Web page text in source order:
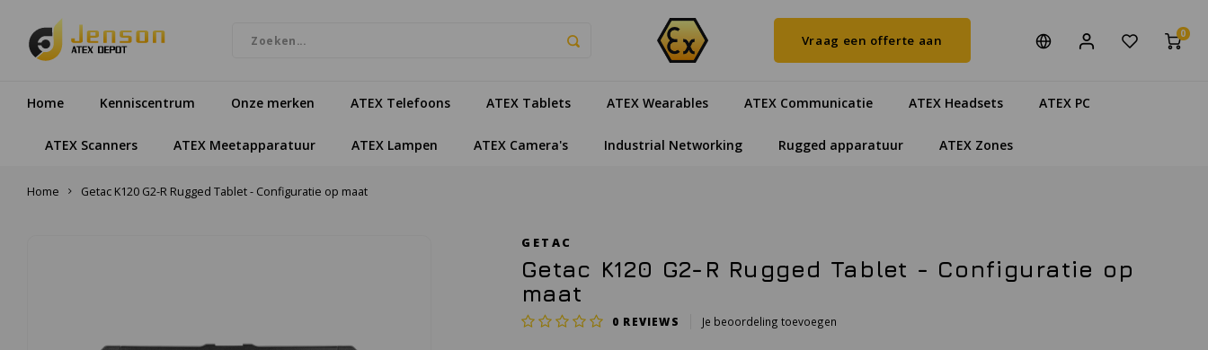
Vraag een offerte aan 0
Home Kenniscentrum Onze merken ATEX Telefoons ATEX Tablets ATEX Wearables ATEX Communicatie ATEX Headsets ATEX PC
ATEX Scanners ATEX Meetapparatuur ATEX Lampen ATEX Camera's Industrial Networking Rugged apparatuur ATEX Zones
Home Getac K120 G2-R Rugged Tablet - Configuratie op maat
GETAC
Getac K120 G2-R Rugged Tablet - Configuratie op
maat
0 REVIEWS Je beoordeling toevoegen